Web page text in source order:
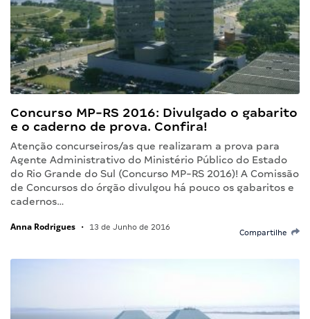
Concurso MP-RS 2016: Divulgado o gabarito
e o caderno de prova. Confira!
Atenção concurseiros/as que realizaram a prova para
Agente Administrativo do Ministério Público do Estado
do Rio Grande do Sul (Concurso MP-RS 2016)! A Comissão
de Concursos do órgão divulgou há pouco os gabaritos e
cadernos…
Anna Rodrigues • 13 de Junho de 2016
Compartilhe